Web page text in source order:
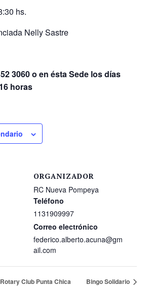
hs.
Nelly Sastre
3060 o en ésta Sede los días
horas
ORGANIZADOR
RC Nueva Pompeya
Teléfono
1131909997
Correo electrónico
federico.alberto.acuna@gm
ail.com
Club Punta Chica Bingo Solidario